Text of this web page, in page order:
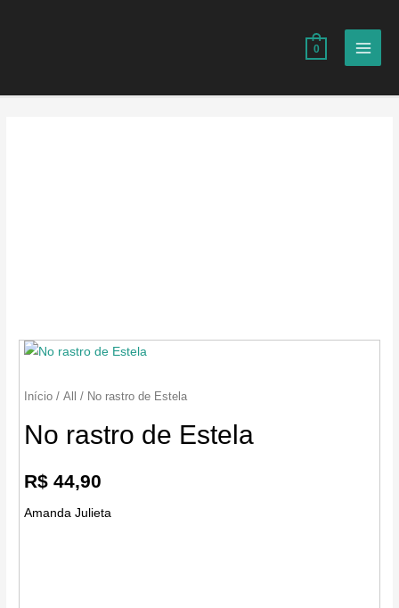
0
Início /All / No rastro de Estela
No rastro de Estela
R$ 44,90
Amanda Julieta